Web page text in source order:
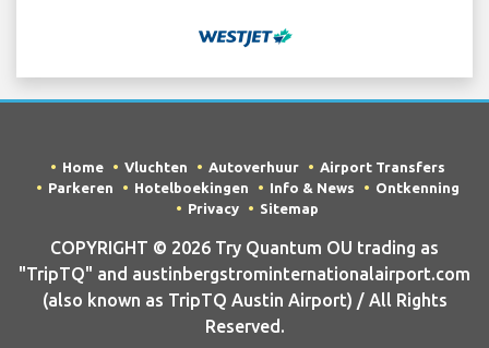
Home Vluchten Autoverhuur
Airport Transfers
Parkeren
Hotelboekingen Info & News
Ontkenning
Privacy
Sitemap
COPYRIGHT © 2026 Try Quantum OU trading as
"TripTQ" and austinbergstrominternationalairport.com
(also known as TripTQ Austin Airport) / All Rights
Reserved.